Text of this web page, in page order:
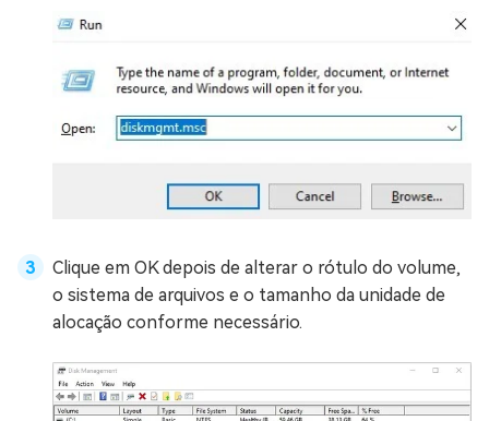
Clique em OK depois de alterar o rótulo do volume,
o sistema de arquivos e o tamanho da unidade de
alocação conforme necessário.